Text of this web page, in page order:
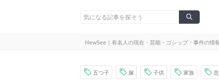
NewSee｜有名人の現在・芸能・ゴシップ・事件の情
五つ子 嫁 子供 家族